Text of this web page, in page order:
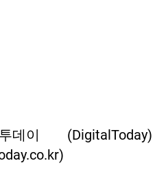
이 (DigitalToday)